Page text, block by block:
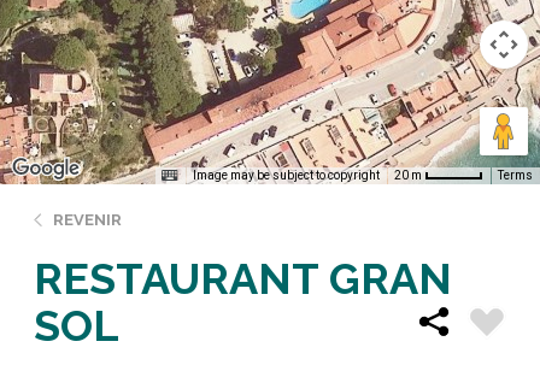
Image may be subject to copyright 20 m Terms
REVENIR
RESTAURANT GRAN
SOL